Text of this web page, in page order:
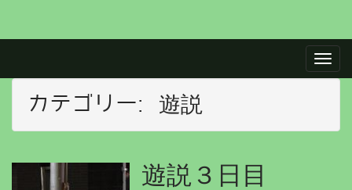
i
i
カテゴリー: 遊説
遊説３日目